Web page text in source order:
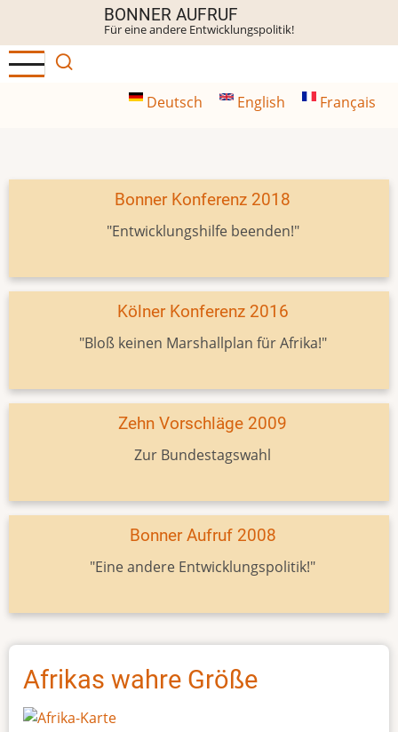
Inhalt
BONNER AUFRUF
Für eine andere Entwicklungspolitik!
Deutsch English Français
Bonner Konferenz 2018
"Entwicklungshilfe beenden!"
Kölner Konferenz 2016
"Bloß keinen Marshallplan für Afrika!"
Zehn Vorschläge 2009
Zur Bundestagswahl
Bonner Aufruf 2008
"Eine andere Entwicklungspolitik!"
Afrikas wahre Größe